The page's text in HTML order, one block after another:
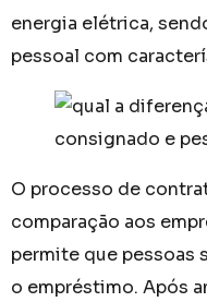
energia elétrica,
pessoal com
O processo de
comparação aos
permite que pessoas
o empréstimo. Após